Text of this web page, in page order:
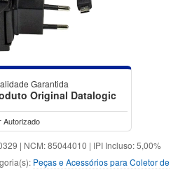
Garantida
Original Datalogic
Autorizado
| NCM: 85044010 | IPI Incluso: 5,00%
Peças e Acessórios para Coletor de